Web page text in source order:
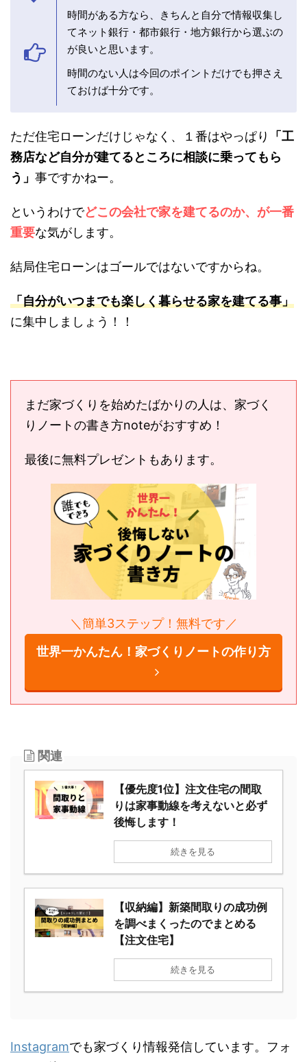
住宅ローンをどこで借りる？経験してわか
った銀行選びのポイントまとめ
今回は僕が実際に経験してわかった、住宅ローン
た。
ココがポイント
時間がある方なら、きちんと自分で情報収集
してネット銀行・都市銀行・地方銀行から選
時間のない人は今回のポイントだけでも押さ
というわけで どこの会社で家を建てるのか、が一
番重要 な気がします。
結局住宅ローンはゴールではないですからね。
「自分がいつまでも楽しく暮らせる家を建てる
に集中しましょう！！
まだ家づくりを始めたばかりの人は、家づく
りノートの書き方noteがおすすめ！
最後に無料プレゼントもあります。
＼簡単3ステップ！無料です／
世界一かんたん！家づくりノートの作り
続きを見る